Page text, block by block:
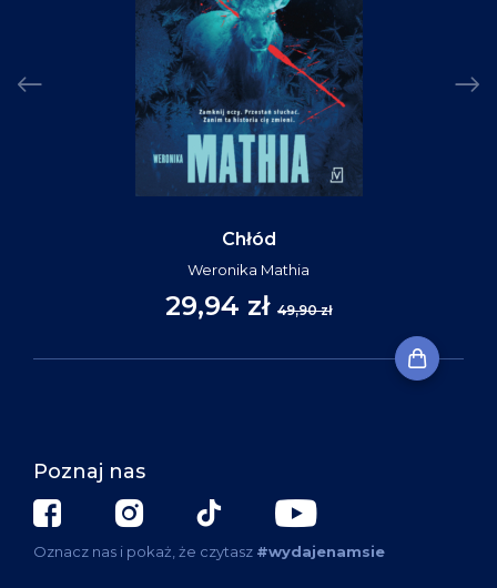
Chłód
Weronika Mathia
29,94 zł 49,90 zł
Poznaj nas
Oznacz nas i pokaż, że czytasz #wydajenamsie